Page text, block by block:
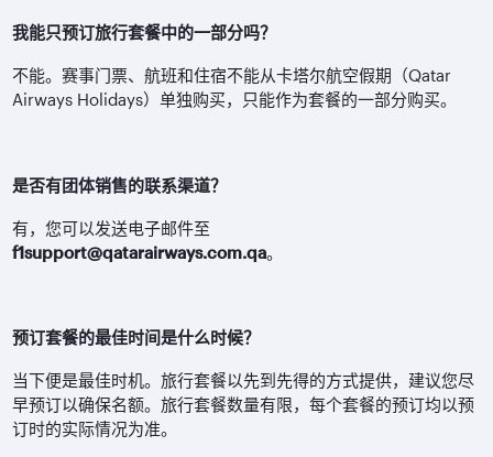
我能只预订旅行套餐中的一部分吗？
不能。赛事门票、航班和住宿不能从卡塔尔航空假期（Qatar
Airways Holidays）单独购买，只能作为套餐的一部分购买。
是否有团体销售的联系渠道？
有，您可以发送电子邮件至
f1support@qatarairways.com.qa。
预订套餐的最佳时间是什么时候？
当下便是最佳时机。旅行套餐以先到先得的方式提供，建议您尽
早预订以确保名额。旅行套餐数量有限，每个套餐的预订均以预
订时的实际情况为准。